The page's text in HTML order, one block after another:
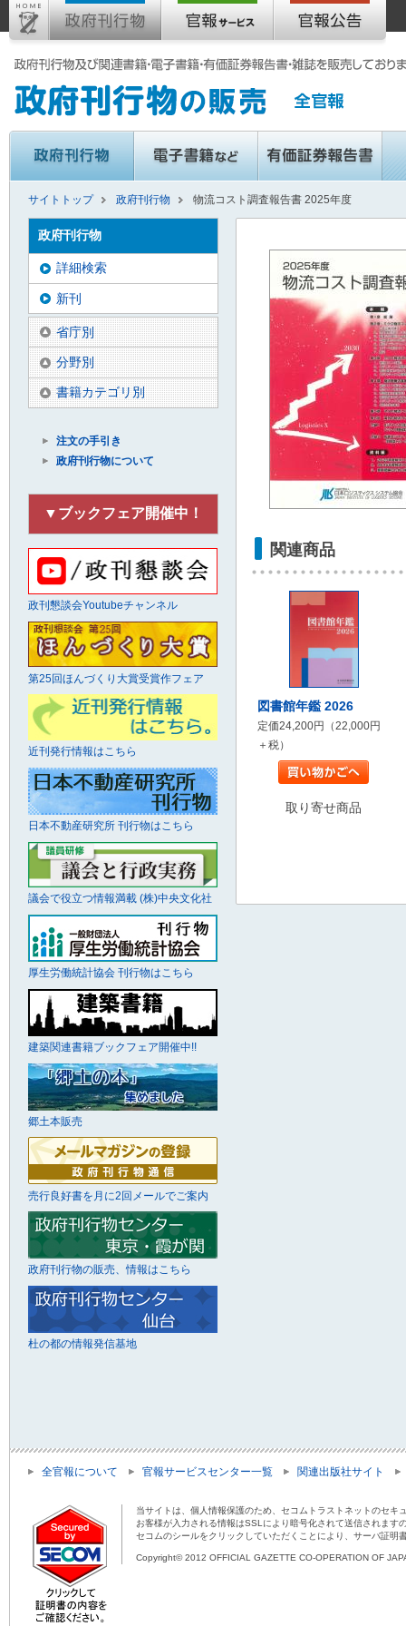
サイトトップ 政府刊行物 物流コスト調査報告書 2025年度
関連商品
図書館年鑑 2026
定価24,200円（22,000円
＋税）
取り寄せ商品
政府刊行物
詳細検索
新刊
省庁別
分野別
書籍カテゴリ別
注文の手引き
政府刊行物について
▼ブックフェア開催中！
政刊懇談会Youtubeチャンネル
第25回ほんづくり大賞受賞作フェア
近刊発行情報はこちら
日本不動産研究所 刊行物はこちら
議会で役立つ情報満載 (株)中央文化社
厚生労働統計協会 刊行物はこちら
建築関連書籍ブックフェア開催中!!
郷土本販売
売行良好書を月に2回メールでご案内
政府刊行物の販売、情報はこちら
杜の都の情報発信基地
全官報について 官報サービスセンター一覧 関連出版社サイト
当サイトは、個人情報保護のため、セコムトラストネットのセキ
お客様が入力される情報はSSLにより暗号化されて送信されま
セコムのシールをクリックしていただくことにより、サーバ証明
Copyright© 2012 OFFICIAL GAZETTE CO-OPERATION OF